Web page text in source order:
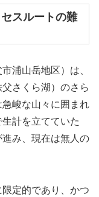
スルートの難
浦山岳地区）は、
さくら湖）のさら
峻な山々に囲まれ
計を立てていた
み、現在は無人の
定的であり、かつ